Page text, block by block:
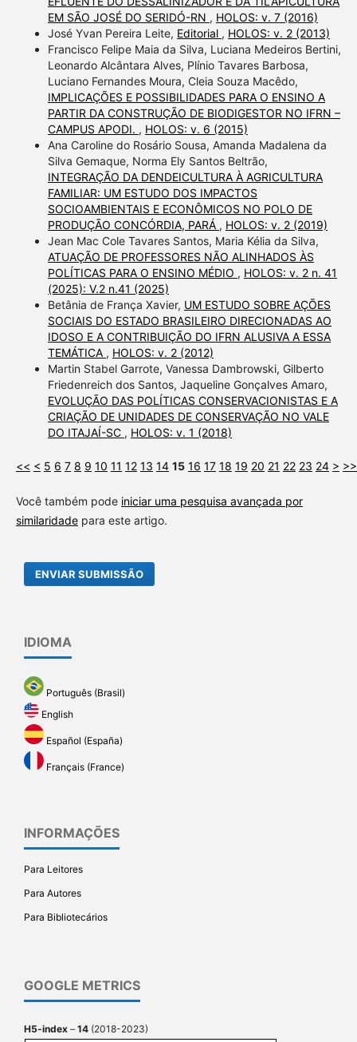
EM SÃO JOSÉ DO SERIDÓ-RN , HOLOS: v. 7 (2016)
José Yvan Pereira Leite, Editorial , HOLOS: v. 2 (2013)
Francisco Felipe Maia da Silva, Luciana Medeiros Bertini,
Leonardo Alcântara Alves, Plínio Tavares Barbosa,
Luciano Fernandes Moura, Cleia Souza Macêdo,
IMPLICAÇÕES E POSSIBILIDADES PARA O ENSINO A
PARTIR DA CONSTRUÇÃO DE BIODIGESTOR NO IFRN –
CAMPUS APODI. , HOLOS: v. 6 (2015)
Ana Caroline do Rosário Sousa, Amanda Madalena da
Silva Gemaque, Norma Ely Santos Beltrão,
INTEGRAÇÃO DA DENDEICULTURA À AGRICULTURA
FAMILIAR: UM ESTUDO DOS IMPACTOS
SOCIOAMBIENTAIS E ECONÔMICOS NO POLO DE
PRODUÇÃO CONCÓRDIA, PARÁ , HOLOS: v. 2 (2019)
Jean Mac Cole Tavares Santos, Maria Kélia da Silva,
ATUAÇÃO DE PROFESSORES NÃO ALINHADOS ÀS
POLÍTICAS PARA O ENSINO MÉDIO , HOLOS: v. 2 n. 41
(2025): V.2 n.41 (2025)
Betânia de França Xavier, UM ESTUDO SOBRE AÇÕES
SOCIAIS DO ESTADO BRASILEIRO DIRECIONADAS AO
IDOSO E A CONTRIBUIÇÃO DO IFRN ALUSIVA A ESSA
TEMÁTICA , HOLOS: v. 2 (2012)
Martin Stabel Garrote, Vanessa Dambrowski, Gilberto
Friedenreich dos Santos, Jaqueline Gonçalves Amaro,
EVOLUÇÃO DAS POLÍTICAS CONSERVACIONISTAS E A
CRIAÇÃO DE UNIDADES DE CONSERVAÇÃO NO VALE
DO ITAJAÍ-SC , HOLOS: v. 1 (2018)
<< < 5 6 7 8 9 10 11 12 13 14 15 16 17 18 19 20 21 22 23 24 > >>
Você também pode iniciar uma pesquisa avançada por
similaridadepara este artigo.
ENVIAR SUBMISSÃO
IDIOMA
Português (Brasil)
English
Español (España)
Français (France)
INFORMAÇÕES
Para Leitores
Para Autores
Para Bibliotecários
GOOGLE METRICS
H5-index – 14 (2018-2023)